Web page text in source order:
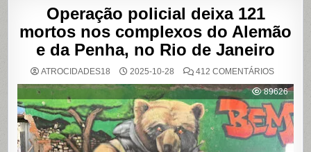
Operação policial deixa 121
mortos nos complexos do Alemão
e da Penha, no Rio de Janeiro
ATROCIDADES18 2025-10-28 412 COMENTÁRIOSEM
POLICIAL
DEIXA
121
MORTOS
NOS
DO
ALEMÃO
89626